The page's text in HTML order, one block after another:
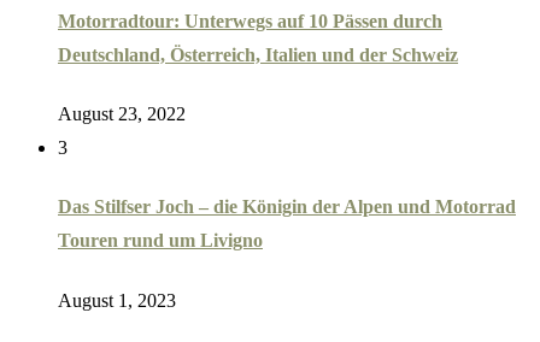
Motorradtour: Unterwegs auf 10 Pässen durch
Deutschland, Österreich, Italien und der Schweiz
August 23, 2022
3
Das Stilfser Joch – die Königin der Alpen und Motorrad
Touren rund um Livigno
August 1, 2023